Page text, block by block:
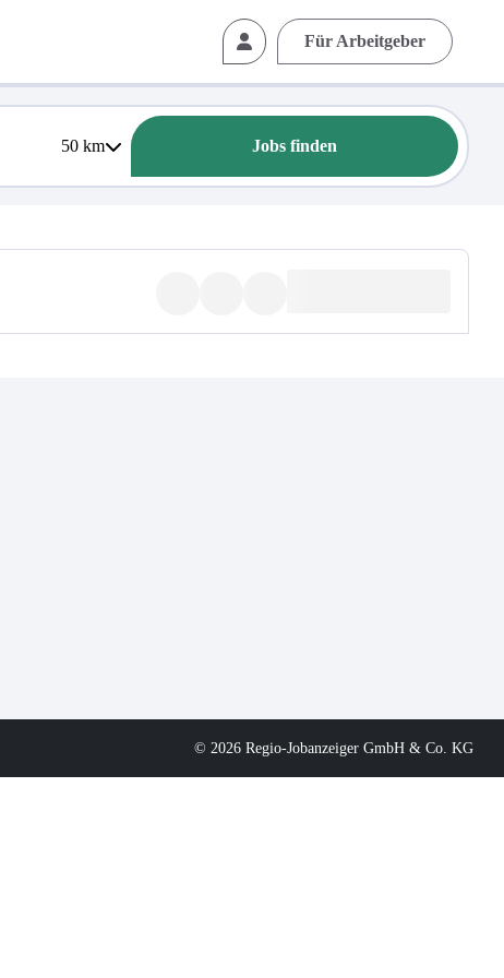
Für Arbeitgeber
50km Jobs finden
© 2026 Regio-Jobanzeiger GmbH & Co. KG